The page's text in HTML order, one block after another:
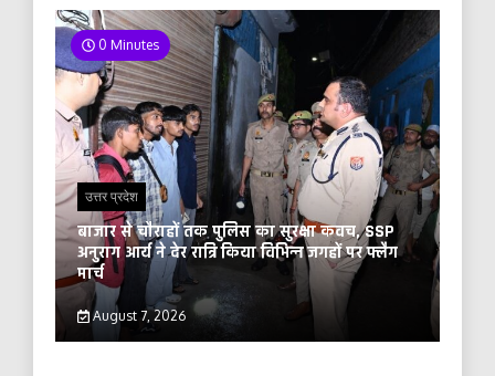
0 Minutes
उत्तर प्रदेश
बाजार से चौराहों तक पुलिस का सुरक्षा कवच, SSP
अनुराग आर्य ने देर रात्रि किया विभिन्न जगहों पर फ्लैग
मार्च
August 7, 2026